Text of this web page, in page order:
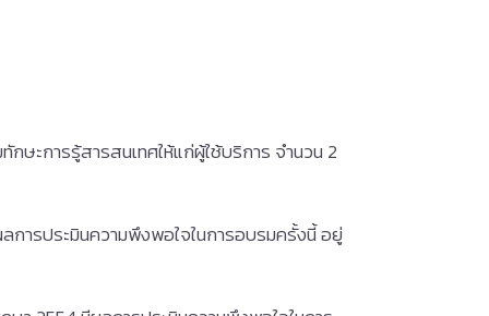
ษะการรู้สารสนเทศให้แก่ผู้ใช้บริการ จำนวน 2
การประมินความพึงพอใจในการอบรมครั้งนี้ อยู่